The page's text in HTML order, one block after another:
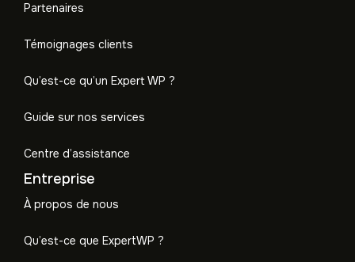
Partenaires
Témoignages clients
Qu’est-ce qu’un Expert WP ?
Guide sur nos services
Centre d’assistance
Entreprise
À propos de nous
Qu’est-ce que ExpertWP ?